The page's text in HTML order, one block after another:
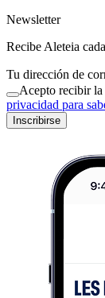
Newsletter
Recibe Aleteia
Tu dirección de
Acepto recibir la
privacidad para
Inscribirse